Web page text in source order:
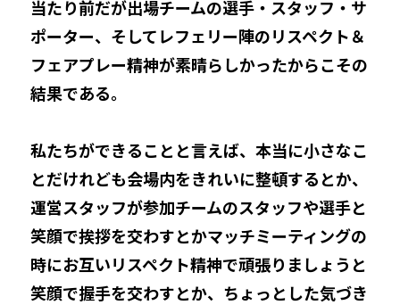
当たり前だが出場チームの選手・スタッフ・サ
ポーター、そしてレフェリー陣のリスペクト＆
フェアプレー精神が素晴らしかったからこその
結果である。
私たちができることと言えば、本当に小さなこ
とだけれども会場内をきれいに整頓するとか、
運営スタッフが参加チームのスタッフや選手と
笑顔で挨拶を交わすとかマッチミーティングの
時にお互いリスペクト精神で頑張りましょうと
笑顔で握手を交わすとか、ちょっとした気づき